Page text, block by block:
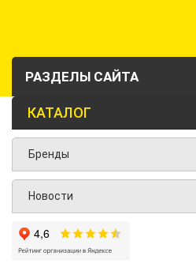
РАЗДЕЛЫ САЙТА
КАТАЛОГ
Бренды
Новости